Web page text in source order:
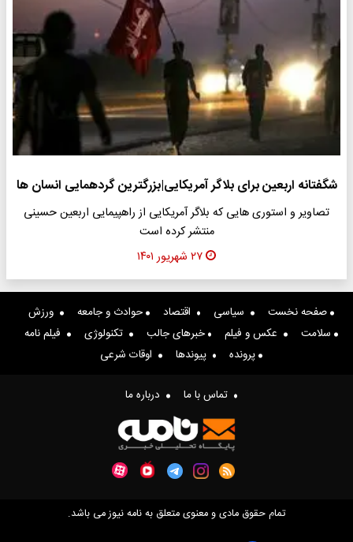
شگفتانه اربعین برای بلاگر آمریکایی|بزرگترین گردهمایی انسان ها
تصاویر و استوری هایی که بلاگر آمریکایی از راهپیمایی اربعین حسینی
منتشر کرده است
۲۷ شهریور ۱۴۰۱
صفحه نخست سیاسی اقتصاد حوادث و جامعه
ورزش
سلامت
عکس و فیلم خبرهای جالب تکنولوژی
فیلم نامه
پرونده
پیوندها اوقات شرعی
تماس با ما درباره ما
تمام حقوق مادی و معنوی متعلق به نامه نیوز می باشد.